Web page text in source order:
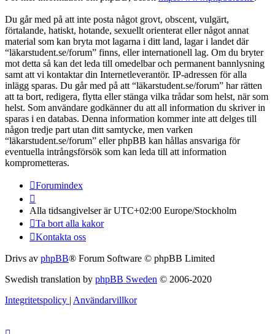
Du går med på att inte posta något grovt, obscent, vulgärt,
förtalande, hatiskt, hotande, sexuellt orienterat eller något annat
material som kan bryta mot lagarna i ditt land, lagar i landet där
“läkarstudent.se/forum” finns, eller internationell lag. Om du bryter
mot detta så kan det leda till omedelbar och permanent bannlysning
samt att vi kontaktar din Internetleverantör. IP-adressen för alla
inlägg sparas. Du går med på att “läkarstudent.se/forum” har rätten
att ta bort, redigera, flytta eller stänga vilka trådar som helst, när som
helst. Som användare godkänner du att all information du skriver in
sparas i en databas. Denna information kommer inte att delges till
någon tredje part utan ditt samtycke, men varken
“läkarstudent.se/forum” eller phpBB kan hållas ansvariga för
eventuella intrångsförsök som kan leda till att information
komprometteras.
Forumindex
Alla tidsangivelser är UTC+02:00 Europe/Stockholm
Ta bort alla kakor
Kontakta oss
Drivs av phpBB® Forum Software © phpBB Limited
Swedish translation by phpBB Sweden © 2006-2020
Integritetspolicy | Användarvillkor